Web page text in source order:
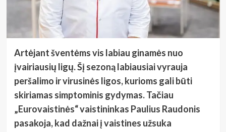
Artėjant šventėms vis labiau ginamės nuo
įvairiausių ligų. Šį sezoną labiausiai vyrauja
peršalimo ir virusinės ligos, kurioms gali būti
skiriamas simptominis gydymas. Tačiau
„Eurovaistinės“ vaistininkas Paulius Raudonis
pasakoja, kad dažnai į vaistines užsuka